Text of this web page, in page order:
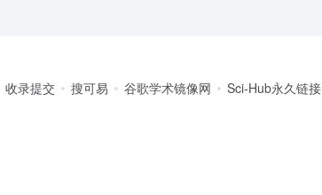
收录提交 搜可易 谷歌学术镜像网 Sci-Hub永久链接